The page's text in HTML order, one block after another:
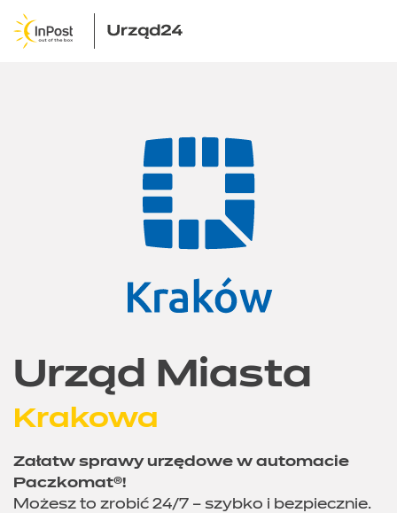
Urząd Miasta
Krakowa
Załatw sprawy urzędowe w automacie
Paczkomat®!
Możesz to zrobić 24/7 – szybko i bezpiecznie.